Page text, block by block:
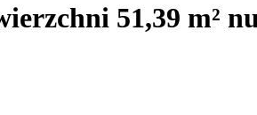
51,39 m²